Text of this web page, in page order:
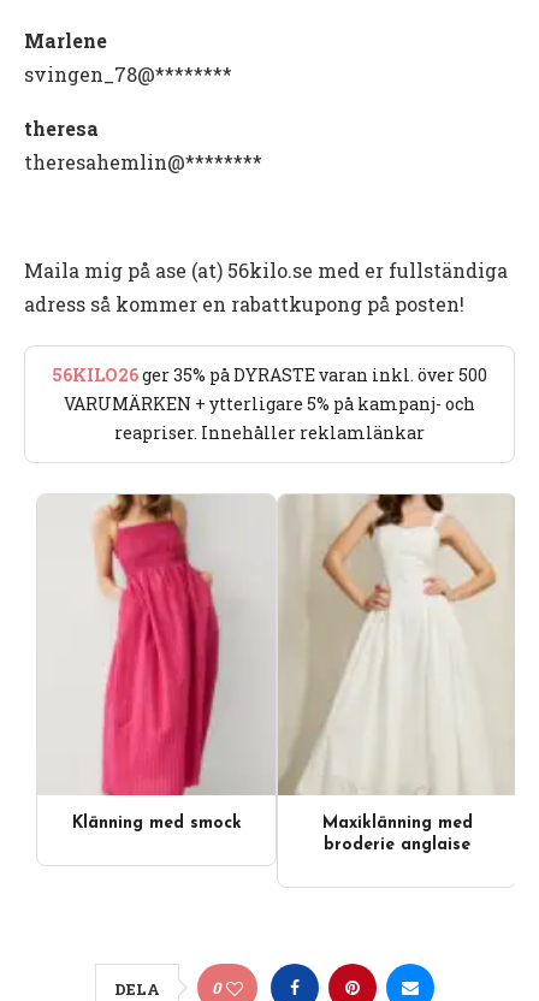
Marlene
svingen_78@********
theresa
theresahemlin@********
Maila mig på ase (at) 56kilo.se med er fullständiga
adress så kommer en rabattkupong på posten!
56KILO26ger 35% på DYRASTE varan inkl. över 500
VARUMÄRKEN + ytterligare 5% på kampanj- och
reapriser. Innehåller reklamlänkar
Videoinnehåll
Klänning med smock
Maxiklänning med
broderie anglaise
DELA 0